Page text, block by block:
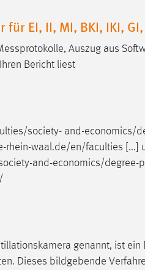
für EI, II, MI, BKI, IKI, GI,
, Auszug aus
Bericht liest
society- and-economics/
rhein-waal.de/en/faculties [...]
and-economics/degree-
genannt, ist
Dieses bildgebende